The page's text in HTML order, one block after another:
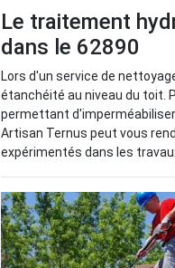
Le traitement
dans le 62890
Lors d'un service de
étanchéité au niveau du toit.
permettant
Artisan Ternus peut vous
expérimentés dans les